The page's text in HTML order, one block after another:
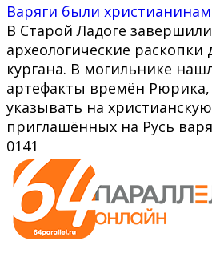
Варяги были
В Старой Ладоге
археологические
кургана. В могильнике
артефакты времён
указывать на
приглашённых на Русь
0141